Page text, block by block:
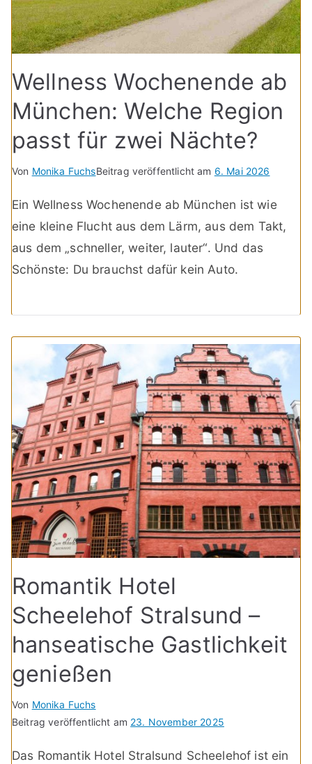
Wellness Wochenende ab
München: Welche Region
passt für zwei Nächte?
Von Monika FuchsBeitrag veröffentlicht am 6. Mai 2026
Ein Wellness Wochenende ab München ist wie
eine kleine Flucht aus dem Lärm, aus dem Takt,
aus dem „schneller, weiter, lauter“. Und das
Schönste: Du brauchst dafür kein Auto.
Romantik Hotel
Scheelehof Stralsund –
hanseatische Gastlichkeit
genießen
Von Monika Fuchs
Beitrag veröffentlicht am 23. November 2025
Das Romantik Hotel Stralsund Scheelehof ist ein